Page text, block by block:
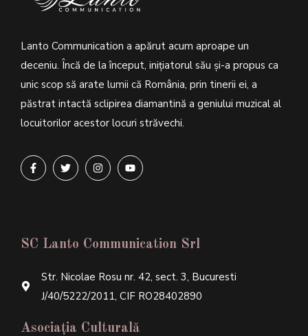
Lanto Communication a apărut acum aproape un
deceniu. Încă de la început, inițiatorul său şi-a propus ca
unic scop să arate lumii că România, prin tinerii ei, a
păstrat intactă sclipirea diamantină a geniului muzical al
locuitorilor acestor locuri străvechi.
SC Lanto Communication Srl
Str. Nicolae Rosu nr. 42, sect. 3, Bucuresti
J/40/5222/2011, CIF RO28402890
Asociația Culturală